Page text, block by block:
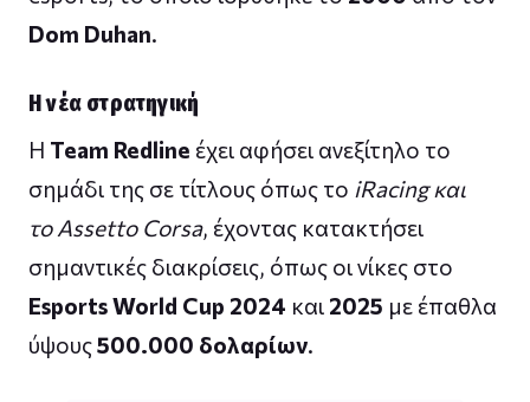
Dom Duhan.
Η νέα στρατηγική
Η Team Redline έχει αφήσει ανεξίτηλο το
σημάδι της σε τίτλους όπως το iRacing και
το Assetto Corsa, έχοντας κατακτήσει
σημαντικές διακρίσεις, όπως οι νίκες στο
Esports World Cup 2024 και 2025 με έπαθλα
ύψους500.000 δολαρίων.